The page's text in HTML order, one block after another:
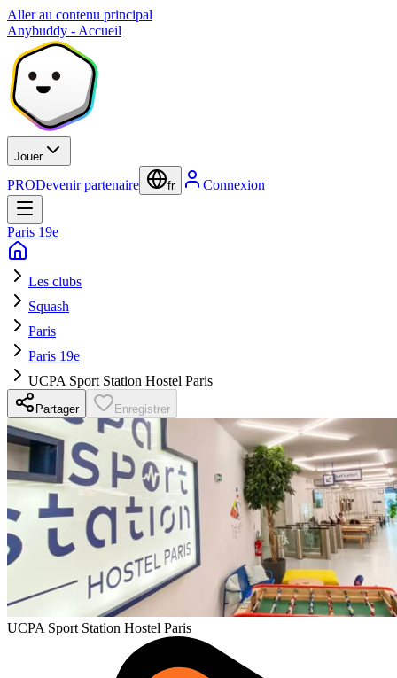
Aller au contenu principal
Anybuddy - Accueil
Jouer
PRODevenir partenaire fr Connexion
Paris 19e
Les clubs
Squash
Paris
Paris 19e
UCPA Sport Station Hostel Paris
Partager Enregistrer
UCPA Sport Station Hostel Paris